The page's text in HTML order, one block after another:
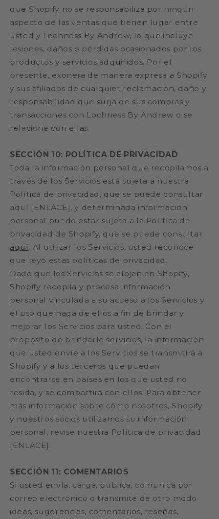
que Shopify no se responsabiliza por ningún
aspecto de las ventas que tienen lugar entre
usted y Lochness By Andrew, lo que incluye
lesiones, daños o pérdidas ocasionados por los
productos y servicios adquiridos. Por el
presente, exonera de manera expresa a Shopify
y sus afiliados de cualquier reclamación, daño y
responsabilidad que surja de sus compras y
transacciones con Lochness By Andrew o se
relacione con ellas.
SECCIÓN 10: POLÍTICA DE PRIVACIDAD
Toda la información personal que recopilamos a
través de los Servicios está sujeta a nuestra
Política de privacidad, que se puede consultar
aquí [ENLACE], y determinada información
personal puede estar sujeta a la Política de
privacidad de Shopify, que se puede consultar
aquí. Al utilizar los Servicios, usted reconoce
que leyó estas políticas de privacidad.
Dado que los Servicios se alojan en Shopify,
Shopify recopila y procesa información
personal vinculada a su acceso a los Servicios y
el uso que haga de ellos a fin de brindar y
mejorar los Servicios para usted. Con el
propósito de brindarle servicios, la información
que usted envíe a los Servicios se transmitirá a
Shopify y a los terceros que puedan
encontrarse en países en los que usted no
resida, y se compartirá con ellos. Para obtener
más información sobre cómo nosotros, Shopify
y nuestros socios utilizamos su información
personal, revise nuestra Política de privacidad
[ENLACE].
SECCIÓN 11: COMENTARIOS
Si usted envía, carga, publica, comunica por
correo electrónico o transmite de otro modo
ideas, sugerencias, comentarios, reseñas,